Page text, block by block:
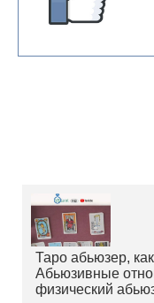
Таро абьюзер,
Абьюзивные
физический